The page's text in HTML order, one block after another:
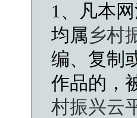
1、凡本网
均属 乡村
编、复制
作品的，
村振兴云